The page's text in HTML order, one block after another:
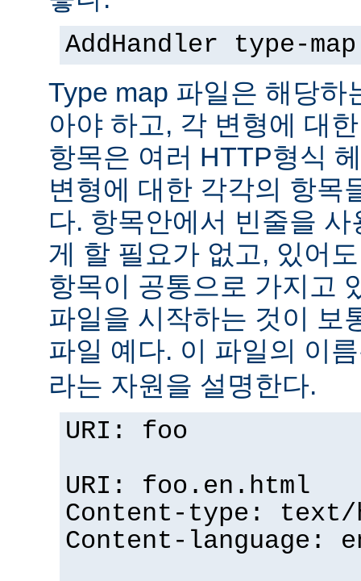
AddHandler type-
Type map 파일은 해당하
아야 하고, 각 변형에 대
항목은 여러 HTTP형식
변형에 대한 각각의 항목
다. 항목안에서 빈줄을
게 할 필요가 없고, 있어
항목이 공통으로 가지고
파일을 시작하는 것이 보
파일 예다. 이 파일의 이
라는 자원을 설명한다.
URI: foo
URI: foo.en.html
Content-type: text/
Content-language: